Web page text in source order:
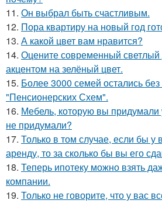
11. Он выбрал быть счастливым.
12. Пора квартиру на новый год
13. А какой цвет вам нравится?
14. Оцените современный светлый
акцентом на зелёный цвет.
15. Более 3000 семей остались без
"Пенсионерских Схем".
16. Мебель, которую вы придумали
не придумали?
17. Только в том случае, если бы у
аренду, то за сколько бы вы его
18. Теперь ипотеку можно взять
компании.
19. Только не говорите, что у вас